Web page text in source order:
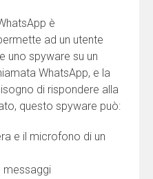
è
ad un utente
uno spyware su un
WhatsApp, e la
di rispondere alla
questo spyware può:
e il microfono di un
messaggi